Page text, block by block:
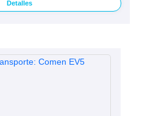
Detalles